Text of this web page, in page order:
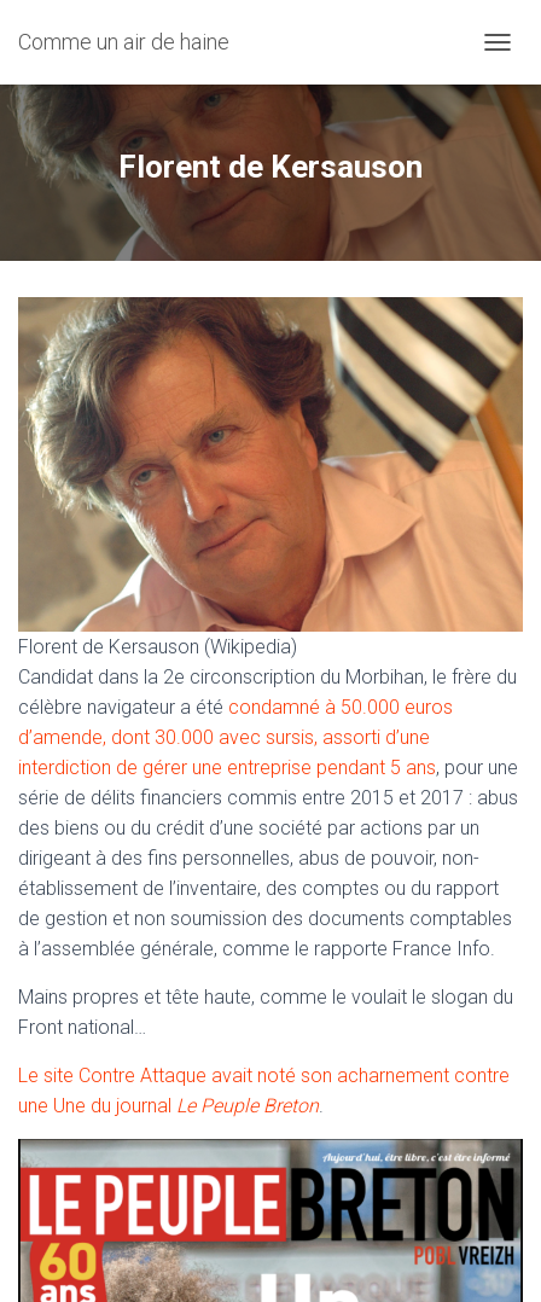
Comme un air de haine
Florent de Kersauson
Florent de Kersauson (Wikipedia)
Candidat dans la 2e circonscription du Morbihan, le frère du
célèbre navigateur a été condamné à 50.000 euros
d’amende, dont 30.000 avec sursis, assorti d’une
interdiction de gérer une entreprise pendant 5 ans, pour une
série de délits financiers commis entre 2015 et 2017 : abus
des biens ou du crédit d’une société par actions par un
dirigeant à des fins personnelles, abus de pouvoir, non-
établissement de l’inventaire, des comptes ou du rapport
de gestion et non soumission des documents comptables
à l’assemblée générale, comme le rapporte France Info.
Mains propres et tête haute, comme le voulait le slogan du
Front national…
Le site Contre Attaque avait noté son acharnement contre
une Une du journal Le Peuple Breton.